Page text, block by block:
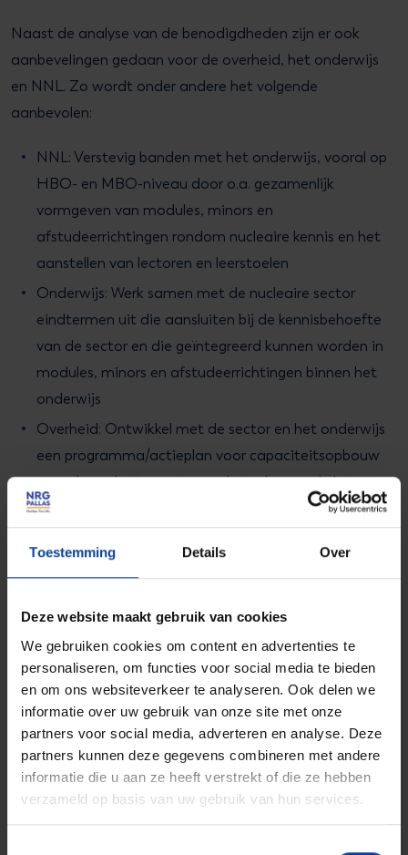
Toestemming Details Over
Deze website maakt gebruik van cookies
We gebruiken cookies om content en advertenties te
personaliseren, om functies voor social media te bieden
en om ons websiteverkeer te analyseren. Ook delen we
informatie over uw gebruik van onze site met onze
partners voor social media, adverteren en analyse. Deze
partners kunnen deze gegevens combineren met andere
informatie die u aan ze heeft verstrekt of die ze hebben
verzameld op basis van uw gebruik van hun services.
Naast de analyse van de benodigdheden zijn er ook
aanbevelingen gedaan voor de overheid, het onderwijs
en NNL. Zo wordt onder andere het volgende
aanbevolen:
NNL: Verstevig banden met het onderwijs, vooral op
HBO- en MBO-niveau door o.a. gezamenlijk
vormgeven van modules, minors en
afstudeerrichtingen rondom nucleaire kennis en het
aanstellen van lectoren en leerstoelen
Onderwijs: Werk samen met de nucleaire sector
eindtermen uit die aansluiten bij de kennisbehoefte
van de sector en die geïntegreerd kunnen worden in
modules, minors en afstudeerrichtingen binnen het
onderwijs
Overheid: Ontwikkel met de sector en het onderwijs
een programma/actieplan voor capaciteitsopbouw
voor de nucleaire sector en de toeleverende keten
voor de realisatie van nieuwe nucleaire installaties
Met de uitkomsten van het Technopolis rapport en eerder
geschreven rapporten is er middels de motie Erkens-
beschikbaar gesteld aan de thema’s onderzoek, educatie
en publieke bewustwording. In het thema educatie wordt
door NRG en TU Delft vorm gegeven aan de Nuclear
Academy. De Nuclear Academy heeft als inzet om in
2023, samen met het onderwijs, te beginnen aan het tot
stand brengen van een nucleair curriculum op MBO en